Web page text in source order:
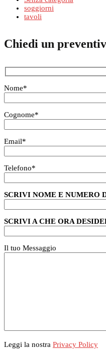
soggiorni
tavoli
Chiedi un
Nome*
Cognome*
Email*
Telefono*
SCRIVI NOME E NUMERO
SCRIVI A CHE ORA
Il tuo Messaggio
Leggi la nostra Privacy Policy